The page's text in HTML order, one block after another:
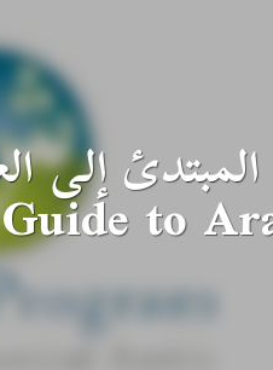
Guide to